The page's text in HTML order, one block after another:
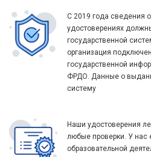
С 2019 года сведения
удостоверениях
государственной
организация
государственной
ФРДО. Данные о
систему
Наши удостоверения
любые проверки. У нас
образовательной